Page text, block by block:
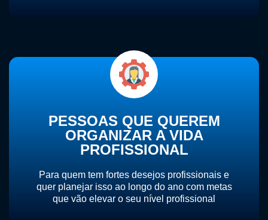
PESSOAS QUE QUEREM
ORGANIZAR A VIDA
PROFISSIONAL
Para quem tem fortes desejos profissionais e
quer planejar isso ao longo do ano com metas
que vão elevar o seu nível profissional